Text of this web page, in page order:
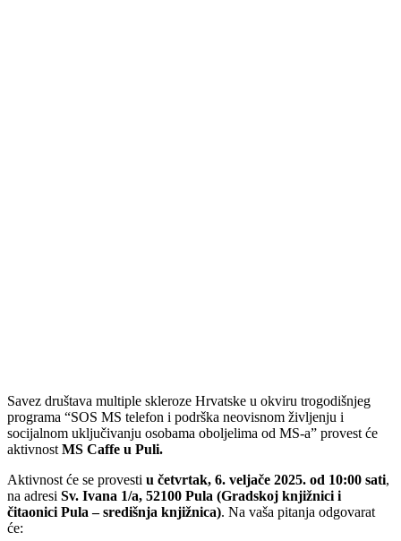
Savez društava multiple skleroze Hrvatske u okviru trogodišnjeg
programa “SOS MS telefon i podrška neovisnom življenju i
socijalnom uključivanju osobama oboljelima od MS-a” provest će
aktivnost MS Caffe u Puli.
Aktivnost će se provesti u četvrtak, 6. veljače 2025. od 10:00 sati,
na adresi Sv. Ivana 1/a, 52100 Pula (Gradskoj knjižnici i
čitaonici Pula – središnja knjižnica). Na vaša pitanja odgovarat
će: